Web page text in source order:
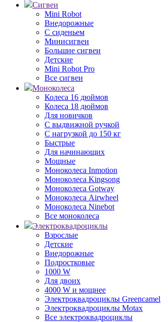
Сигвеи
Mini Robot
Внедорожные
С сиденьем
Минисигвеи
Большие сигвеи
Детские
Mini Robot Pro
Все сигвеи
Моноколеса
Колеса 16 дюймов
Колеса 18 дюймов
Для новичков
С выдвижной ручкой
С нагрузкой до 150 кг
Быстрые
Для начинающих
Мощные
Моноколеса Inmotion
Моноколеса Kingsong
Моноколеса Gotway
Моноколеса Airwheel
Моноколеса Ninebot
Все моноколеса
Электроквадроциклы
Взрослые
Детские
Внедорожные
Подростковые
1000 W
Для двоих
4000 W и мощнее
Электроквадроциклы Greencamel
Электроквадроциклы Motax
Все электроквадроциклы